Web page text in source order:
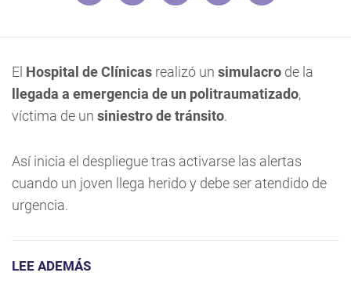
El Hospital de Clínicas realizó un simulacro de la
llegada a emergencia de un politraumatizado,
víctima de un siniestro de tránsito.
Así inicia el despliegue tras activarse las alertas
cuando un joven llega herido y debe ser atendido de
urgencia.
LEE ADEMÁS